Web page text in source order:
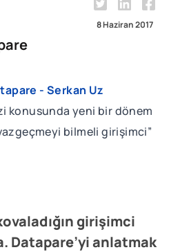
8 Haziran 2017
- Serkan Uz
konusunda yeni bir dönem
bilmeli girişimci”
girişimci
Datapare’yi anlatmak